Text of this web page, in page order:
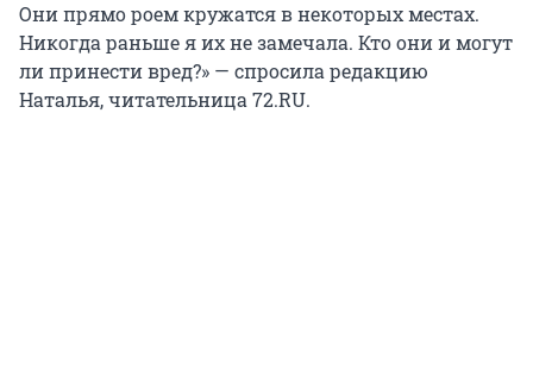
Они прямо роем кружатся в некоторых местах.
Никогда раньше я их не замечала. Кто они и могут
ли принести вред?» — спросила редакцию
Наталья, читательница 72.RU.